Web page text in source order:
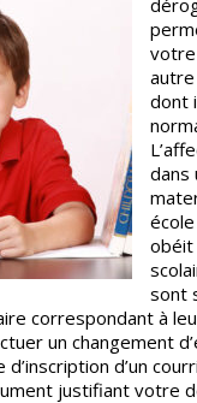
votre
autre
dont
dans
obéit
sont
correspondant à
un changement
d’inscription d’un
justifiant votre